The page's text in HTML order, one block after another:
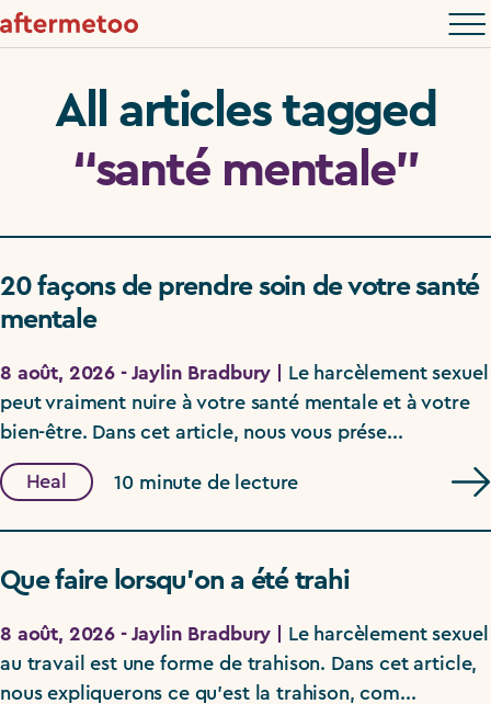
All articles tagged
“santé mentale”
20 façons de prendre soin de votre santé
mentale
8 août, 2026 - Jaylin Bradbury |
Le harcèlement sexuel
peut vraiment nuire à votre santé mentale et à votre
bien-être. Dans cet article, nous vous prése...
Heal 10 minute de lecture
Que faire lorsqu’on a été trahi
8 août, 2026 - Jaylin Bradbury |
Le harcèlement sexuel
au travail est une forme de trahison. Dans cet article,
nous expliquerons ce qu’est la trahison, com...